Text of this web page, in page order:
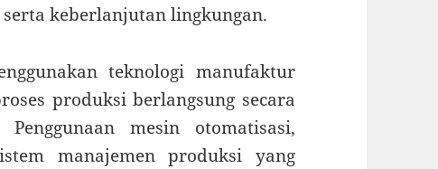
keberlanjutan lingkungan.
teknologi manufaktur
produksi berlangsung secara
mesin otomatisasi,
manajemen produksi yang